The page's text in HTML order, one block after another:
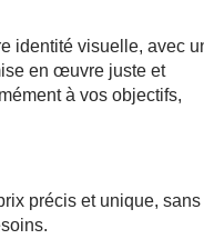
identité visuelle, avec
en œuvre juste et
à vos objectifs,
précis et unique, sans